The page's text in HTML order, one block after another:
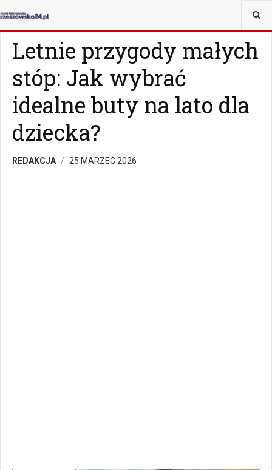
JESTEŚ TUTAJ:
Letnie przygody małych
stóp: Jak wybrać
idealne buty na lato dla
dziecka?
REDAKCJA 25 MARZEC 2026